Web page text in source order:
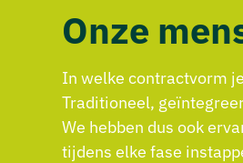
Onze
In welke contractvorm
Traditioneel,
We hebben dus ook
tijdens elke fase